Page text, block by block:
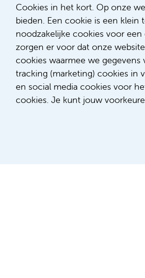
Cookies in het kort. Op onze
bieden. Een cookie is een klein
noodzakelijke cookies voor
zorgen er voor dat onze
cookies waarmee we
tracking (marketing) cookies in
en social media cookies voor
cookies. Je kunt jouw